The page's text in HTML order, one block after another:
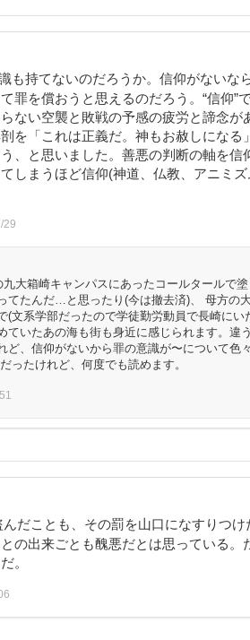
も持てないのだろうか。信仰がないな
罪を償おうと思えるのだろう。“信仰”
ない空襲と敗戦の予感の疲労と諦念が
を「これは正義だ。神もお赦しになる
、と思いました。善悪の判断の軸を信
まうほど信仰(神道、仏教、アニミズ
29
大箱崎キャンパスにあったコールタールで
てたんだ…と思ったり(今は撤去済)、 母方の
(文系学部だったので学徒勤労動員で長崎にい
ていたあの海も街も身近に感じられます。違
ど、信仰がないから罪の意識が〜について色
ったけれど、何度でも読めます。
だことも、その罰を山口になすりつけ
の出来ごとも醜悪だとは思っている。
。